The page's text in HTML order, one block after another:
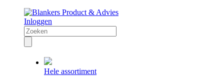
Inloggen
Hele assortiment